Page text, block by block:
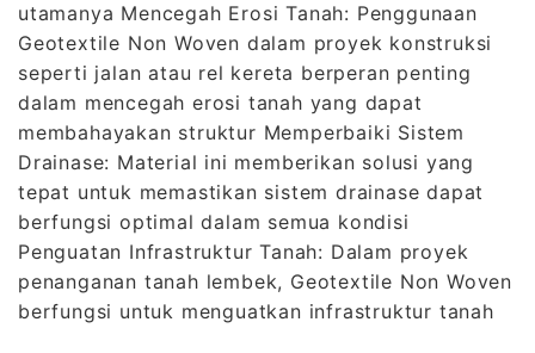
utamanya Mencegah Erosi Tanah: Penggunaan
Geotextile Non Woven dalam proyek konstruksi
seperti jalan atau rel kereta berperan penting
dalam mencegah erosi tanah yang dapat
membahayakan struktur Memperbaiki Sistem
Drainase: Material ini memberikan solusi yang
tepat untuk memastikan sistem drainase dapat
berfungsi optimal dalam semua kondisi
Penguatan Infrastruktur Tanah: Dalam proyek
penanganan tanah lembek, Geotextile Non Woven
berfungsi untuk menguatkan infrastruktur tanah